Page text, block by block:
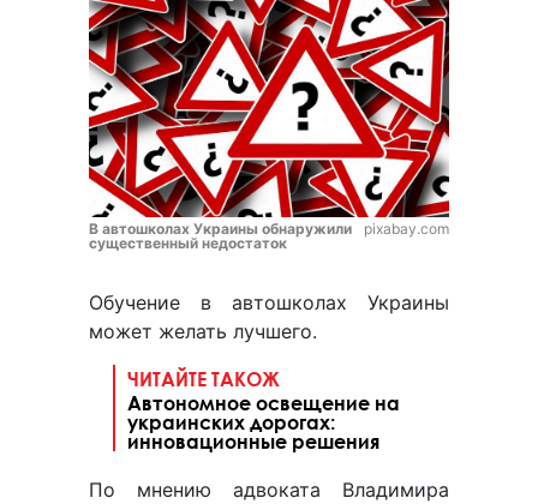
В автошколах Украины обнаружили
существенный недостаток
pixabay.com
Обучение в автошколах Украины
может желать лучшего.
ЧИТАЙТЕ ТАКОЖ
Автономное освещение на
украинских дорогах:
инновационные решения
По мнению адвоката Владимира